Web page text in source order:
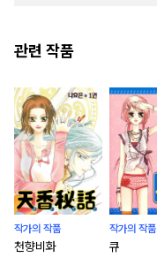
관련 작품
작가의 작품
천향비화
작가의 작품
큐